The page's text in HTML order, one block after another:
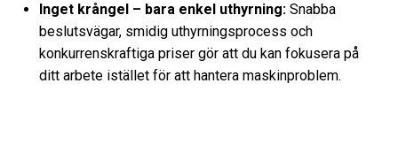
Inget krångel – bara enkel uthyrning: Snabba
beslutsvägar, smidig uthyrningsprocess och
konkurrenskraftiga priser gör att du kan fokusera på
ditt arbete istället för att hantera maskinproblem.